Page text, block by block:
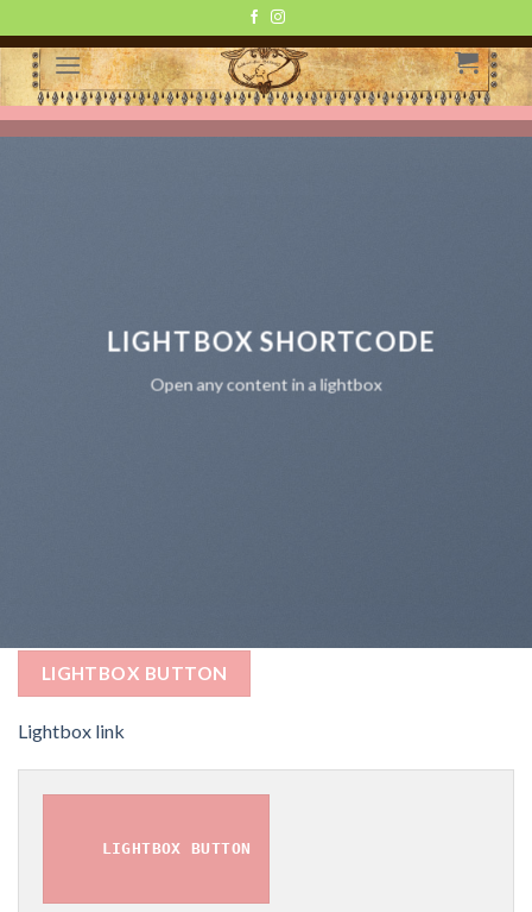
to
content
LIGHTBOX SHORTCODE
Open any content in a lightbox
LIGHTBOX BUTTON
Lightbox link
LIGHTBOX BUTTON